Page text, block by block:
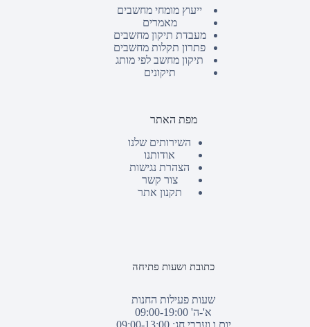
ייעוץ מומחי מחשבים
מאמרים
מעבדת תיקון מחשבים
פתרון תקלות מחשבים
תיקון מחשב לפי מותג
תיקונים
מפת האתר
השירותים שלנו
אודותנו
הצהרת נגישות
צור קשר
תקנון אתר
כתובת ושעות פתיחה
שעות פעילות החנות
א'-ה' 09:00-19:00
יום ו וערבי חג: 09:00-13:00